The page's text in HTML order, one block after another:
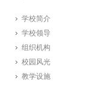
学校简介
学校领导
组织机构
校园风光
教学设施